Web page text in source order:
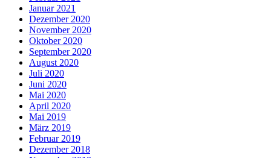
Januar 2021
Dezember 2020
November 2020
Oktober 2020
September 2020
August 2020
Juli 2020
Juni 2020
Mai 2020
April 2020
Mai 2019
März 2019
Februar 2019
Dezember 2018